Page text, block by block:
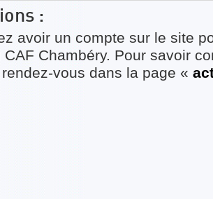
:
avoir un compte sur le site
Chambéry. Pour savoir
vous dans la page «